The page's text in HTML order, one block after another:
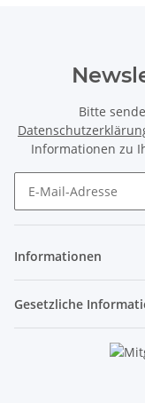
Bitte
Informationen zu
Informationen
Gesetzliche